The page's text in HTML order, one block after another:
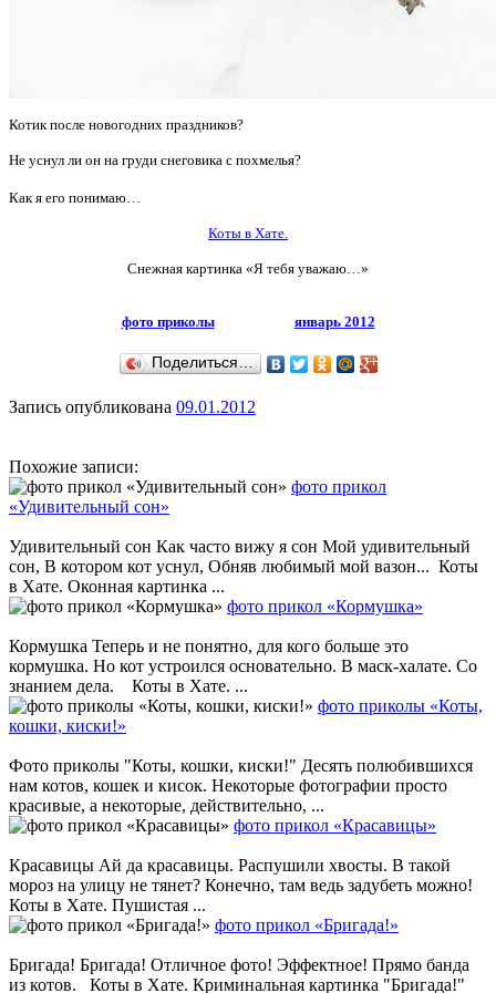
Котик после новогодних праздников?
Не уснул ли он на груди снеговика с похмелья?
Как я его понимаю…
Коты в Хате.
Снежная картинка «Я тебя уважаю…»
фото приколы январь 2012
Поделиться…
Запись опубликована 09.01.2012
Похожие записи:
фото прикол
«Удивительный сон»
Удивительный сон Как часто вижу я сон Мой удивительный
сон, В котором кот уснул, Обняв любимый мой вазон... Коты
в Хате. Оконная картинка ...
фото прикол «Кормушка»
Кормушка Теперь и не понятно, для кого больше это
кормушка. Но кот устроился основательно. В маск-халате. Со
знанием дела. Коты в Хате. ...
фото приколы «Коты,
кошки, киски!»
Фото приколы "Коты, кошки, киски!" Десять полюбившихся
нам котов, кошек и кисок. Некоторые фотографии просто
красивые, а некоторые, действительно, ...
фото прикол «Красавицы»
Красавицы Ай да красавицы. Распушили хвосты. В такой
мороз на улицу не тянет? Конечно, там ведь задубеть можно!
Коты в Хате. Пушистая ...
фото прикол «Бригада!»
Бригада! Бригада! Отличное фото! Эффектное! Прямо банда
из котов. Коты в Хате. Криминальная картинка "Бригада!"